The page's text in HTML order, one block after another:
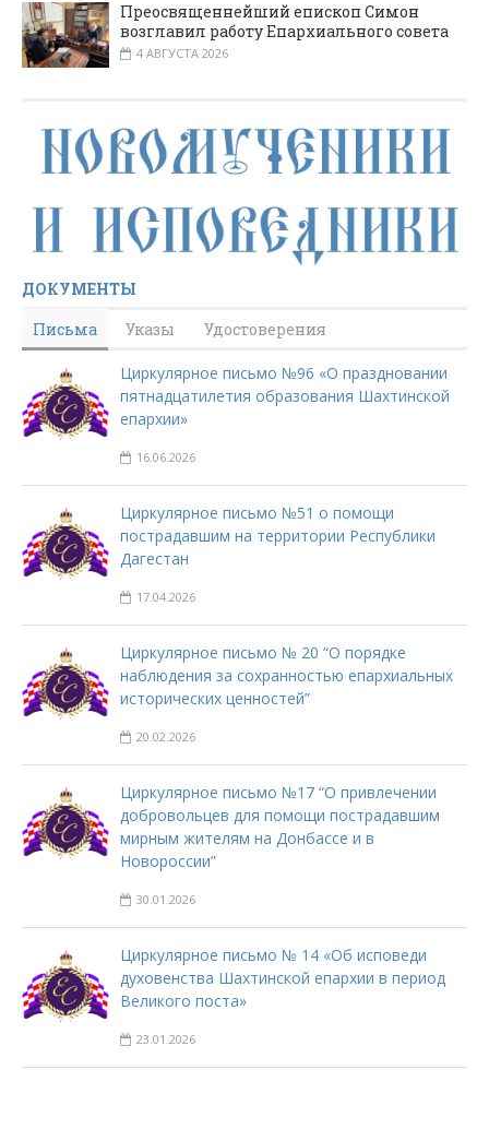
Преосвященнейший епископ Симон
возглавил работу Епархиального совета
4 АВГУСТА 2026
ДОКУМЕНТЫ
Письма
Указы Удостоверения
Циркулярное письмо №96 «О праздновании
пятнадцатилетия образования Шахтинской
епархии»
16.06.2026
Циркулярное письмо №51 о помощи
пострадавшим на территории Республики
Дагестан
17.04.2026
Циркулярное письмо № 20 “О порядке
наблюдения за сохранностью епархиальных
исторических ценностей”
20.02.2026
Циркулярное письмо №17 “О привлечении
добровольцев для помощи пострадавшим
мирным жителям на Донбассе и в
Новороссии”
30.01.2026
Циркулярное письмо № 14 «Об исповеди
духовенства Шахтинской епархии в период
Великого поста»
23.01.2026